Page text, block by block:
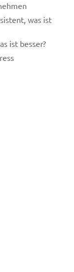
was ist
ist besser?